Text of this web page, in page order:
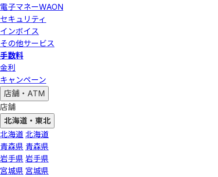
電子マネーWAON
セキュリティ
インボイス
その他サービス
手数料
金利
キャンペーン
店舗・ATM
店舗
北海道・東北
北海道 北海道
青森県 青森県
岩手県 岩手県
宮城県 宮城県